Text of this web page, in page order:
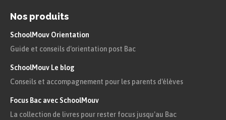
pourquoi « L’Étranger ». Étranger à
Chronologie et rythme
Nos produits
SchoolMouv Orientation
Guide et conseils d'orientation post Bac
SchoolMouv Le blog
Conseils et accompagnement pour les parents d'élèves
Focus Bac avec SchoolMouv
La collection de livres pour rester focus jusqu'au Bac